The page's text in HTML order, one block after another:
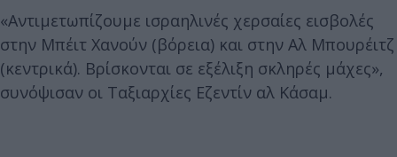
«Αντιμετωπίζουμε ισραηλινές χερσαίες εισβολές
στην Μπέιτ Χανούν (βόρεια) και στην Αλ Μπουρέιτζ
(κεντρικά). Βρίσκονται σε εξέλιξη σκληρές μάχες»,
συνόψισαν οι Ταξιαρχίες Εζεντίν αλ Κάσαμ.